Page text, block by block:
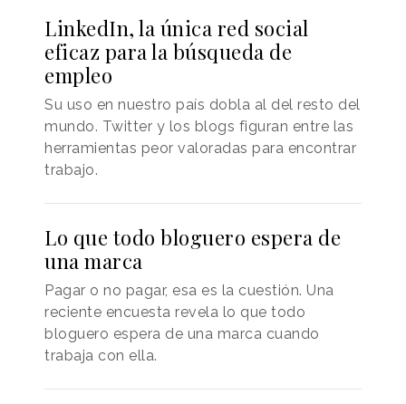
LinkedIn, la única red social
eficaz para la búsqueda de
empleo
Su uso en nuestro país dobla al del resto del
mundo. Twitter y los blogs figuran entre las
herramientas peor valoradas para encontrar
trabajo.
Lo que todo bloguero espera de
una marca
Pagar o no pagar, esa es la cuestión. Una
reciente encuesta revela lo que todo
bloguero espera de una marca cuando
trabaja con ella.